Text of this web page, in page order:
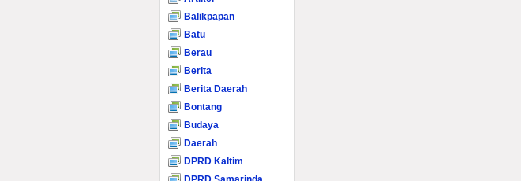
Balikpapan
Batu
Berau
Berita
Berita Daerah
Bontang
Budaya
Daerah
DPRD Kaltim